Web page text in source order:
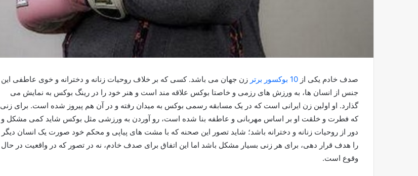
صدف خادم یکی از 10 بوکسور برتر
زن جهان می باشد. کسی که بر خلاف روحیات زنانه و دخترانه و خوی عاطفی این
جنس از انسان ها، به ورزش های رزمی و خاصتا بوکس علاقه مند است و هنر خود را در رینگ بوکس به نمایش می
گذارد. او اولین زن ایرانی است که در یک مسابقه رسمی بوکس به میدان رفته و در آن هم پیروز شده است. برای زنی
که فطرت و خلقت او بر اساس مهربانی و عاطفه بنا شده است، رو آوردن به ورزشی مثل بوکس شاید کمی مشکل و
دور از روحیات زنانه و دخترانه باشد؛ شاید تصور این صحنه که با مشت های پیاپی و محکم خود صورت یک انسان دیگر
را هدف قرار دهی، برای هر زنی بسیار مشکل باشد اما این اتفاق برای صدف خادم، نه در تصور که در واقعیت در حال
وقوع است.